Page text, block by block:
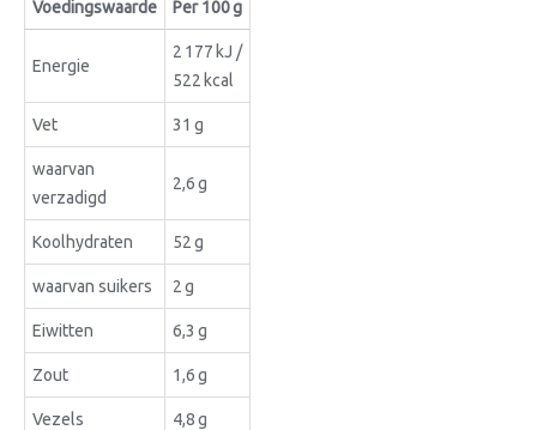
Voedingswaarde Per 100 g
Energie
2 177 kJ /
522 kcal
Vet 31 g
waarvan
verzadigd
2,6 g
Koolhydraten 52 g
waarvan suikers 2 g
Eiwitten 6,3 g
Zout 1,6 g
Vezels 4,8 g